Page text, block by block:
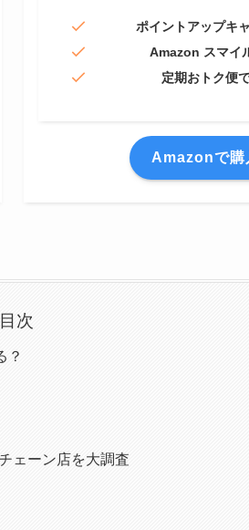
ポイントアップキ
Amazon スマイ
定期おトク便
Amazonで購
目次
？
ェーン店を大調査